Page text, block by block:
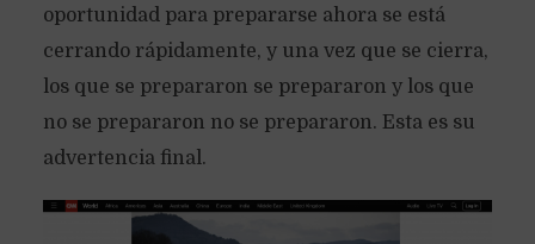
oportunidad para prepararse ahora se está
cerrando rápidamente, y una vez que se cierra,
los que se prepararon se prepararon y los que
no se prepararon no se prepararon. Esta es su
advertencia final.